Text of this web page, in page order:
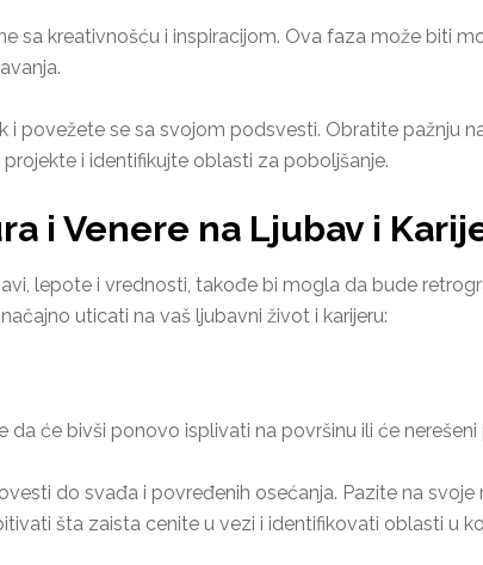
sa kreativnošću i inspiracijom. Ova faza može biti
povežete se sa svojom podsvesti. Obratite pažnju
i identifikujte oblasti za poboljšanje.
i Venere na Ljubav i
lepote i vrednosti, takođe bi mogla da bude
uticati na vaš ljubavni život i karijeru:
da će bivši ponovo isplivati na površinu ili će
do svađa i povređenih osećanja. Pazite na svoje
šta zaista cenite u vezi i identifikovati oblasti u